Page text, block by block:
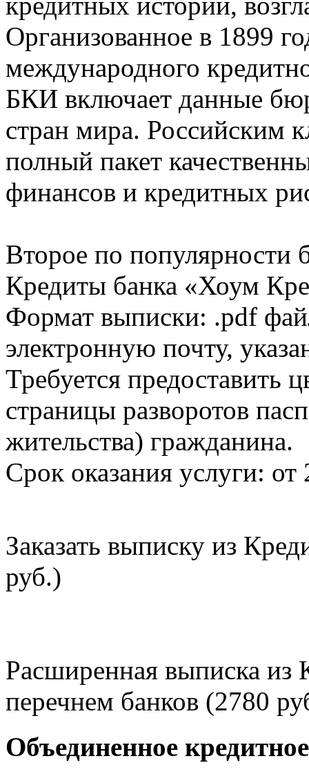
Организованное в 1899
международного
БКИ включает данные
стран мира. Российским
полный пакет
финансов и кредитных
Второе по популярности
Кредиты банка «Хоум
Формат выписки: .pdf
электронную почту,
Требуется предоставить
страницы разворотов
жительства) гражданина.
Срок оказания услуги: от
Заказать выписку из
руб.)
Расширенная выписка из
перечнем банков (2780
Объединенное